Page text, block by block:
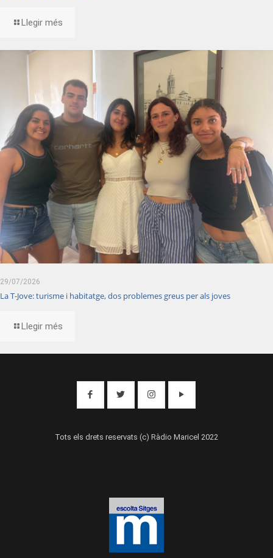
Llegir més
29/07/2026
La T-Jove: turisme i habitatge, dos problemes greus per als joves
Llegir més
Tots els drets reservats (c) Ràdio Maricel 2022